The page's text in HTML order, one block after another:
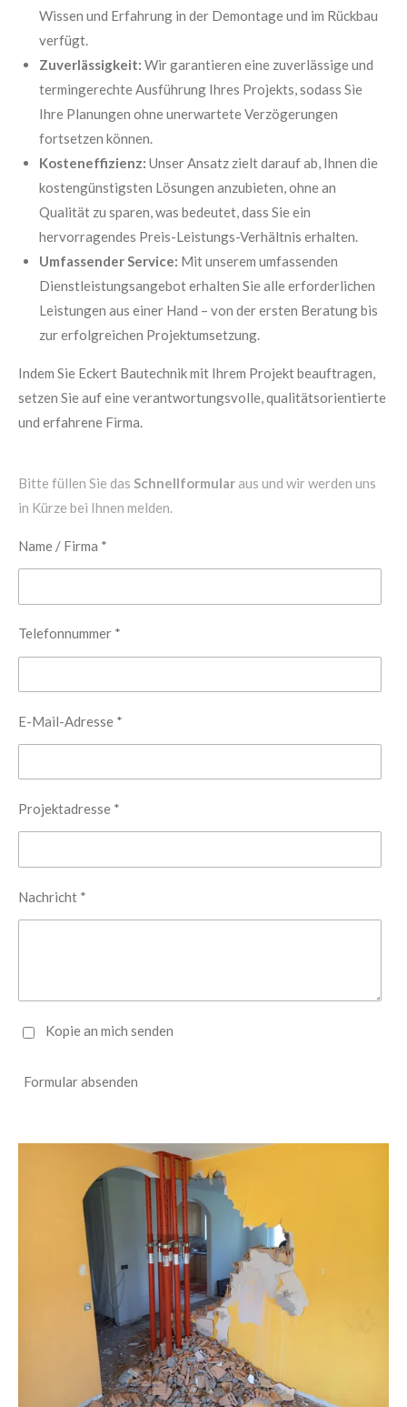
Wissen und Erfahrung in der Demontage und im Rückbau
verfügt.
Zuverlässigkeit: Wir garantieren eine zuverlässige und
termingerechte Ausführung Ihres Projekts, sodass Sie
Ihre Planungen ohne unerwartete Verzögerungen
fortsetzen können.
Kosteneffizienz: Unser Ansatz zielt darauf ab, Ihnen die
kostengünstigsten Lösungen anzubieten, ohne an
Qualität zu sparen, was bedeutet, dass Sie ein
hervorragendes Preis-Leistungs-Verhältnis erhalten.
Umfassender Service: Mit unserem umfassenden
Dienstleistungsangebot erhalten Sie alle erforderlichen
Leistungen aus einer Hand – von der ersten Beratung bis
zur erfolgreichen Projektumsetzung.
Indem Sie Eckert Bautechnik mit Ihrem Projekt beauftragen,
setzen Sie auf eine verantwortungsvolle, qualitätsorientierte
und erfahrene Firma.
Bitte füllen Sie das Schnellformular aus und wir werden uns
in Kürze bei Ihnen melden.
Name / Firma *
Telefonnummer *
E-Mail-Adresse *
Projektadresse *
Nachricht *
Kopie an mich senden
Formular absenden